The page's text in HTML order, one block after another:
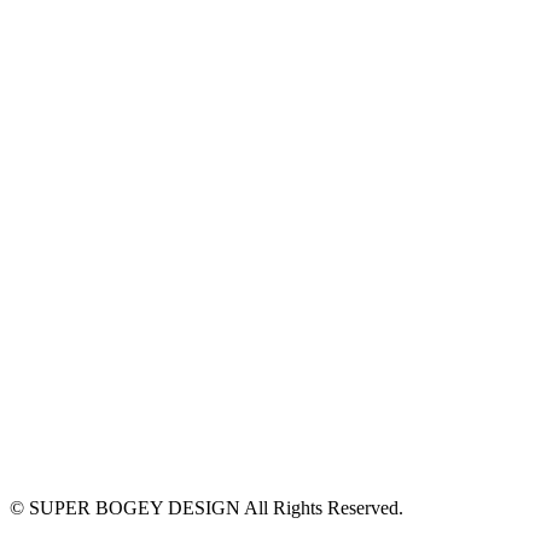
© SUPER BOGEY DESIGN All Rights Reserved.